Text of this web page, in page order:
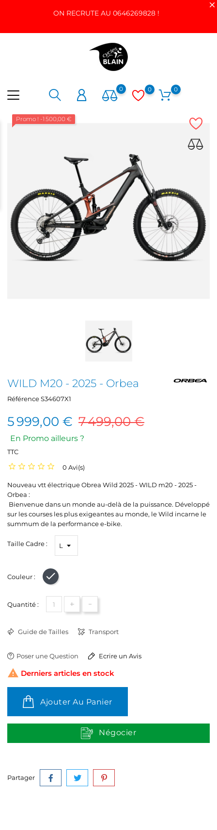
ON RECRUTE AU 0646269828 !
0 0 0
Promo ! -1 500,00 €
WILD M20 - 2025 - Orbea
RéférenceS34607X1
5 999,00 € 7 499,00 €
En Promo ailleurs ?
TTC
0 Avi(s)
Nouveau vtt électrique Obrea Wild 2025 - WILD m20 - 2025 -
Orbea :
Bienvenue dans un monde au-delà de la puissance. Développé
sur les courses les plus exigeantes au monde, le Wild incarne le
summum de la performance e-bike.
Taille Cadre :
Couleur : Noir
Quantité : + -
Guide de Tailles Transport
Poser une Question Ecrire un Avis
 Derniers articles en stock
Ajouter Au Panier
Négocier
Partager